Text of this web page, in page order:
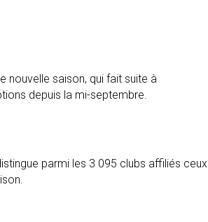
nouvelle saison, qui fait suite à
depuis la mi-septembre.
parmi les 3 095 clubs affiliés ceux